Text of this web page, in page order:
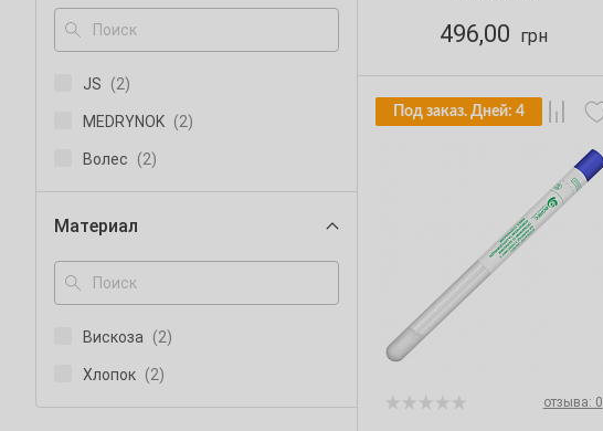
JS (2)
MEDRYNOK (2)
Волес (2)
Материал
Вискоза (2)
Хлопок (2)
496,00 грн
Под заказ. Дней: 4
отзыва: 0